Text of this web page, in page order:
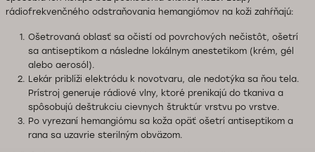
rádiofrekvenčného odstraňovania hemangiómov na koži zahŕňajú:
Ošetrovaná oblasť sa očistí od povrchových nečistôt, ošetrí
sa antiseptikom a následne lokálnym anestetikom (krém, gél
alebo aerosól).
Lekár priblíži elektródu k novotvaru, ale nedotýka sa ňou tela.
Prístroj generuje rádiové vlny, ktoré prenikajú do tkaniva a
spôsobujú deštrukciu cievnych štruktúr vrstvu po vrstve.
Po vyrezaní hemangiómu sa koža opäť ošetrí antiseptikom a
rana sa uzavrie sterilným obväzom.